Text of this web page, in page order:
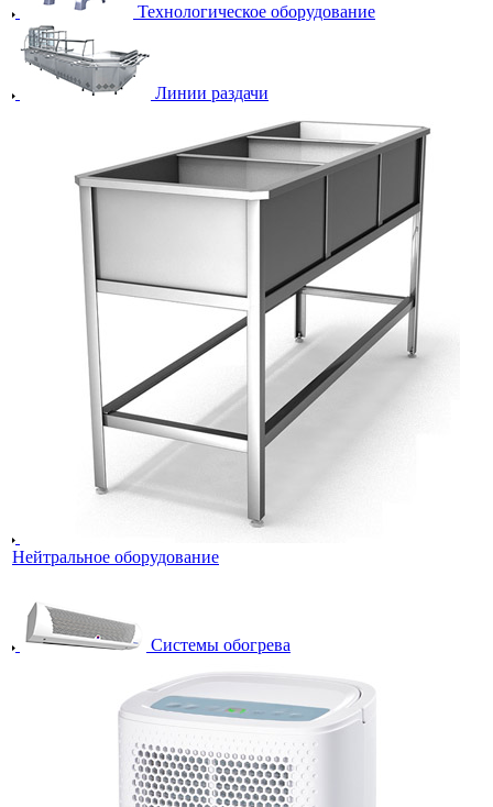
Технологическое оборудование
Линии раздачи
Нейтральное оборудование
Системы обогрева